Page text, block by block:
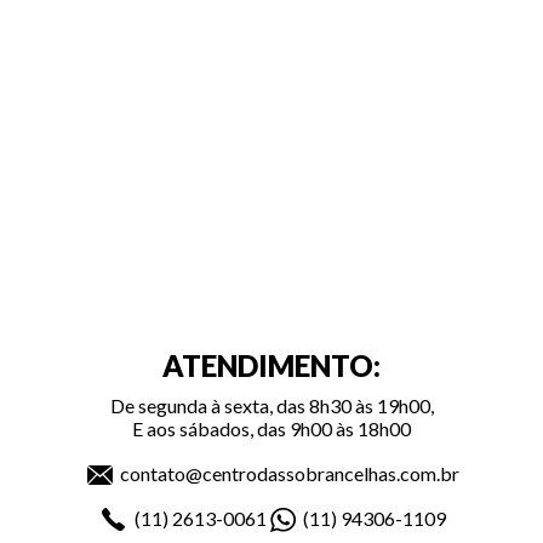
ATENDIMENTO:
De segunda à sexta, das 8h30 às 19h00,
E aos sábados, das 9h00 às 18h00
contato@centrodassobrancelhas.com.br
(11) 2613-0061 (11) 94306-1109